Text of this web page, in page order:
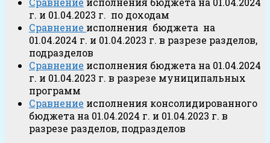
г. и 01.04.2023 г. по доходам
Сравнение исполнения бюджета на
01.04.2024 г. и 01.04.2023 г. в разрезе разделов,
подразделов
Сравнение исполнения бюджета на 01.04.2024
г. и 01.04.2023 г. в разрезе муниципальных
программ
Сравнение исполнения консолидированного
бюджета на 01.04.2024 г. и 01.04.2023 г. в
разрезе разделов, подразделов